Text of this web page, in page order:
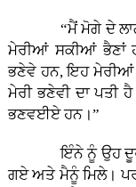
“ਮੈਂ ਮੋਗੇ ਦੇ ਲਾਗੇ
ਮੇਰੀਆਂ ਸਕੀਆਂ ਭੈਣਾਂ
ਭਣੇਵੇ ਹਨ, ਇਹ
ਮੇਰੀ ਭਣੇਵੀ ਦਾ
ਭਣਵਈਏ ਹਨ।”
ਇੰਨੇ ਨੂੰ ਉਹ ਦੂਰ
ਗਏ ਅਤੇ ਮੈਨੂੰ ਮਿਲੇ।